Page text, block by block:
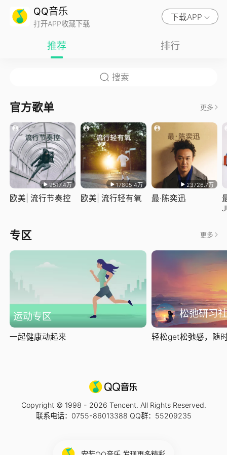
QQ音乐
打开APP收藏下载
下载APP
推荐 排行
官方歌单 更多
9517.4万
欧美| 流行节奏控
17805.4万
欧美| 流行轻有氧
23726.7万
最·陈奕迅
专区 更多
运动专区
一起健康动起来
松弛研习社
轻松get松弛感，随
Copyright © 1998 - 2026 Tencent. All Rights Reserved.
联系电话：0755-86013388 QQ群：55209235